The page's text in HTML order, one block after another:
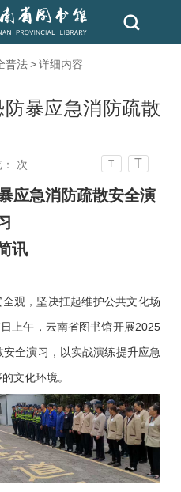
普法 > 详细内容
暴应急消防疏散
次 T T
应急消防疏散安全演
讯
观，坚决扛起维护公共文化场
上午，云南省图书馆开展2025
全演习，以实战演练提升应急
文化环境。